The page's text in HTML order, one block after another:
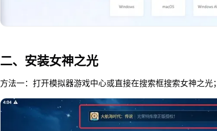
二、安装女神之光
方法一：打开模拟器游戏中心或直接在搜索框搜索女神之光；